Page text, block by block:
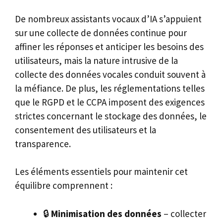
De nombreux assistants vocaux d’IA s’appuient
sur une collecte de données continue pour
affiner les réponses et anticiper les besoins des
utilisateurs, mais la nature intrusive de la
collecte des données vocales conduit souvent à
la méfiance. De plus, les réglementations telles
que le RGPD et le CCPA imposent des exigences
strictes concernant le stockage des données, le
consentement des utilisateurs et la
transparence.
Les éléments essentiels pour maintenir cet
équilibre comprennent :
🔒 Minimisation des données – collecter